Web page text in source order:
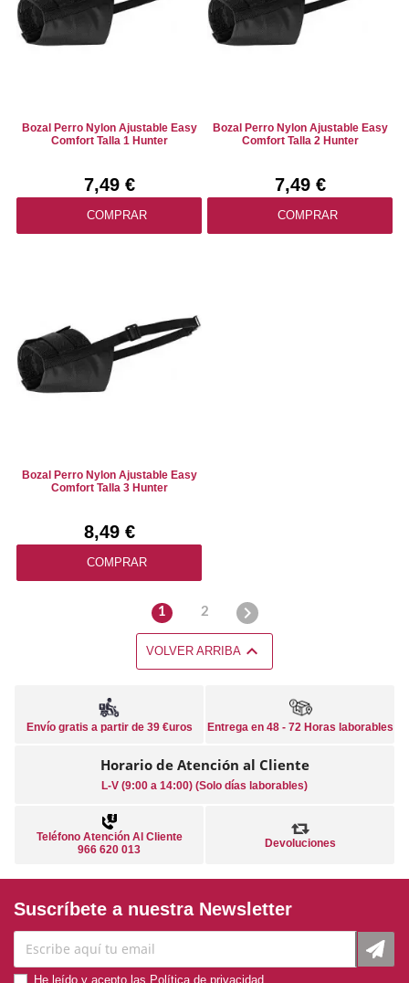
Bozal Perro Nylon Ajustable Easy
Comfort Talla 1 Hunter
7,49 €
COMPRAR
Bozal Perro Nylon Ajustable Easy
Comfort Talla 2 Hunter
7,49 €
COMPRAR
Bozal Perro Nylon Ajustable Easy
Comfort Talla 3 Hunter
8,49 €
COMPRAR
1 2 
VOLVER ARRIBA 
Envío gratis a partir de 39 €uros Entrega en 48 - 72 Horas laborables
Horario de Atención al Cliente
L-V (9:00 a 14:00) (Solo días laborables)
Teléfono Atención Al Cliente
966 620 013
Devoluciones
Suscríbete a nuestra Newsletter
He leído y acepto las Política de privacidad